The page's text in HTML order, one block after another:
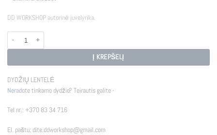
DD WORKSHOP autorinė juvelyrika.
produkto kiekis: R - SGD
Į KREPŠELĮ
DYDŽIŲ LENTELĖ
Neradote tinkamo dydžio? Teirautis galite -
Tel nr.: +370 83 34 716
El. paštu: dite.ddworkshop@gmail.com